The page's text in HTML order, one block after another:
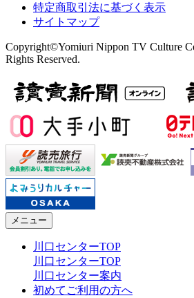
特定商取引法に基づく表示
サイトマップ
Copyright©Yomiuri Nippon TV Culture
Rights Reserved.
メニュー
川口センターTOP
川口センターTOP
川口センター案内
初めてご利用の方へ